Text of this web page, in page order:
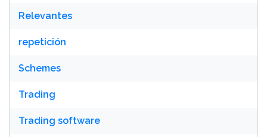
Relevantes
repetición
Schemes
Trading
Trading software